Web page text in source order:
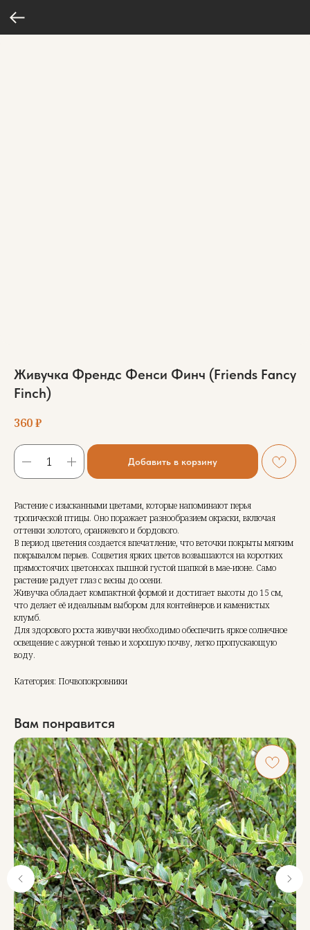
Живучка Френдс Фенси Финч (Friends Fancy
Finch)
360₽
Добавить в корзину
Растение с изысканными цветами, которые напоминают перья
тропической птицы. Оно поражает разнообразием окраски, включая
оттенки золотого, оранжевого и бордового.
В период цветения создается впечатление, что веточки покрыты мягким
покрывалом перьев. Соцветия ярких цветов возвышаются на коротких
прямостоячих цветоносах пышной густой шапкой в мае-июне. Само
растение радует глаз с весны до осени.
Живучка обладает компактной формой и достигает высоты до 15 см,
что делает её идеальным выбором для контейнеров и каменистых
клумб.
Для здорового роста живучки необходимо обеспечить яркое солнечное
освещение с ажурной тенью и хорошую почву, легко пропускающую
воду.
Категория: Почвопокровники
Вам понравится